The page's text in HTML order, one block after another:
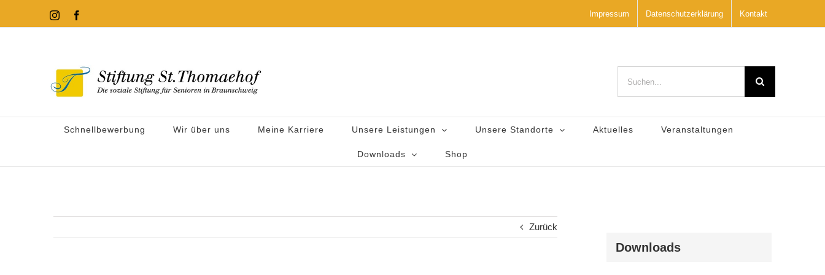
Inhalt
Instagram Impressum Datenschutzerklärung Kontakt
nach:
Schnellbewerbung Wir über uns Meine Karriere Unsere Leistungen Unsere Standorte Aktuelles Veranstaltungen
Downloads Shop
Zurück
Downloads